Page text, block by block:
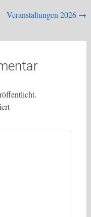
Veranstaltungen 2026 →